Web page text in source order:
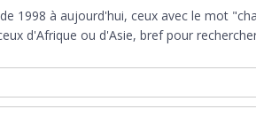
1998 à aujourd'hui, ceux avec le mot
d'Afrique ou d'Asie, bref pour